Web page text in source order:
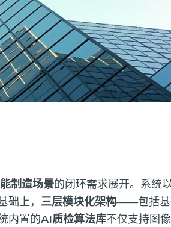
制造场景的闭环需求展开。系统
础上， 三层模块化架构——包括基
内置的AI质检算法库不仅支持图